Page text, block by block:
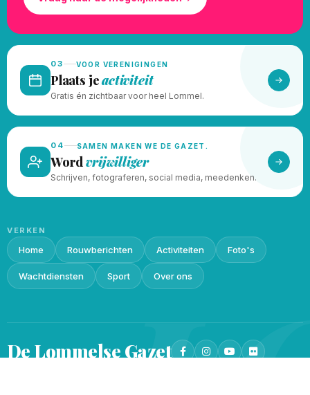
03 VOOR VERENIGINGEN
Plaats jeactiviteit
Gratis én zichtbaar voor heel Lommel.
04 SAMEN MAKEN WE DE GAZET.
Wordvrijwilliger
Schrijven, fotograferen, social media, meedenken.
VERKEN
Home Rouwberichten Activiteiten Foto's
Wachtdiensten Sport Over ons
De LommelseGazet